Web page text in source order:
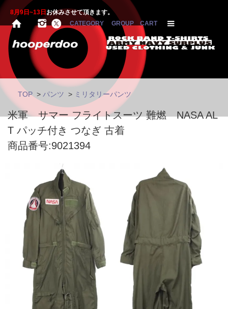
8月9日~13日 お休みさせて頂きます。
CATEGORY
GROUP CART
TOP > パンツ > ミリタリーパンツ
米軍 サマー フライトスーツ 難燃 NASA AL
T パッチ付き つなぎ 古着
商品番号:9021394